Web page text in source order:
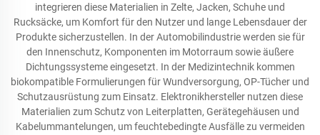
integrieren diese Materialien in Zelte, Jacken, Schuhe und
Rucksäcke, um Komfort für den Nutzer und lange Lebensdauer der
Produkte sicherzustellen. In der Automobilindustrie werden sie für
den Innenschutz, Komponenten im Motorraum sowie äußere
Dichtungssysteme eingesetzt. In der Medizintechnik kommen
biokompatible Formulierungen für Wundversorgung, OP-Tücher und
Schutzausrüstung zum Einsatz. Elektronikhersteller nutzen diese
Materialien zum Schutz von Leiterplatten, Gerätegehäusen und
Kabelummantelungen, um feuchtebedingte Ausfälle zu vermeiden